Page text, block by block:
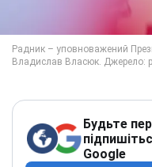
Будьте
Google